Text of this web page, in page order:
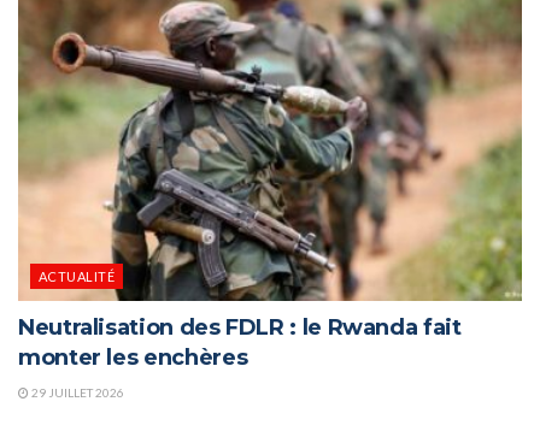
ACTUALITÉ
Neutralisation des FDLR : le Rwanda fait
monter les enchères
29 JUILLET 2026